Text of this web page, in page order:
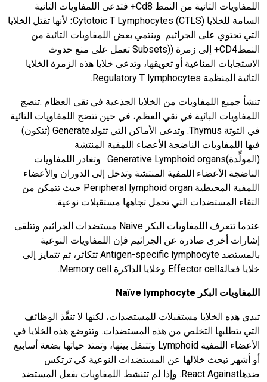
اللمفاويات التائية من النمط Cd8+ فتدعى اللمفاويات التائية
السامة للخلايا Cytotoic T Lymphocytes (CTLS)؛ لأنها تقتل الخلايا
التي تحتوي على الجراثيم. وينتمي بعض اللمفاويات التائية من
النمطCD4+ إلى زمرة ((Subsets تعمل على منع حدوث
الاستجابات المناعية أو تعويقها، وتدعى خلايا هذه الزمرة الخلايا
التائية المنظمة Regulatory T lymphocytes.
تنشأ جميع اللمفاويات من الخلايا الجذعية في نقي العظام .تنضج
اللمفاويات البائية في نقي العظم، في حين تتضح اللمفاويات التائية
في التوتة Thymus. وتدعى الأماكن التي تتولدGenerate (تتكون)
فيها اللمفاويات الناضجة الأعضاء اللمفية المنتشة
(المولِّدة)Generative Lymphoid organs . وتغادر اللمفاويات
الناضجة الأعضاء اللمفية المنتشة وتدخل إلى الدوران والأعضاء
اللمفية المحيطية Peripheral lymphoid organ حيث تتمكن من
التقاء المستضدات التي تحمل تجاهها مستقبلات نوعية.
عندما تتعرف اللمفاويات البكر Naive مستضدات الجراثيم وتتلقى
إشارات أخرى صادرة عن الجراثيم فإن اللمفاويات النوعية
بالمستضد Antigen-specific lymphocyte تتكاثر، ثم تتمايز إلى
خلايا فعالةEffector cell وخلايا الذاكرة Memory cell.
اللمفاويات البكر Naïve lymphocyte
تبدي هذه الخلايا مستقبلات للمستضدات، لكنها لا تنفِّذ الوظائف
التي يتطلبها التخلص من هذه المستضدات. وتتوضع هذه الخلايا في
الأعضاء اللمفية Lymphoid وتتنقل بينها، وتمتد حياتها بضعة أسابيع
أو أشهر تبحث خلالها عن المستضدات النوعية كي ترتكس
ضدهاReact Against. وإذا لم تتنشط اللمفاويات بفعل المستضد